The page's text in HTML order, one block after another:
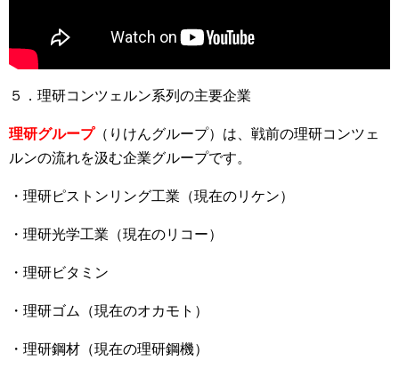
５．理研コンツェルン系列の主要企業
理研グループ（りけんグループ）は、戦前の理研コンツェ
ルンの流れを汲む企業グループです。
・理研ピストンリング工業（現在のリケン）
・理研光学工業（現在のリコー）
・理研ビタミン
・理研ゴム（現在のオカモト）
・理研鋼材（現在の理研鋼機）